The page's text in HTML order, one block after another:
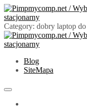
Skip
to
content
Category: dobry laptop
Złóż/Wybierz swój
Blog
SiteMapa
Primary